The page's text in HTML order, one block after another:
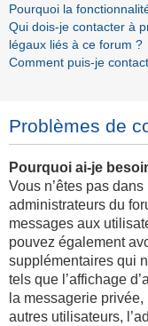
Pourquoi la
Qui dois-je contacter à
légaux liés à ce forum ?
Comment puis-je
Problèmes de
Pourquoi ai-je
Vous n’êtes pas
administrateurs du
messages aux
pouvez également
supplémentaires qui
tels que l’affichage
la messagerie
autres utilisateurs,